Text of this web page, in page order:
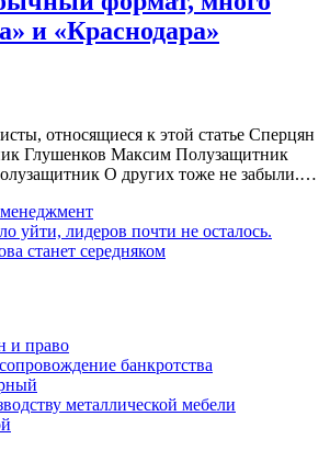
и «Краснодара»
относящиеся к этой статье Сперцян
Глушенков Максим Полузащитник
О других тоже не забыли.…
уйти, лидеров почти не осталось.
станет середняком
и право
банкротства
металлической мебели